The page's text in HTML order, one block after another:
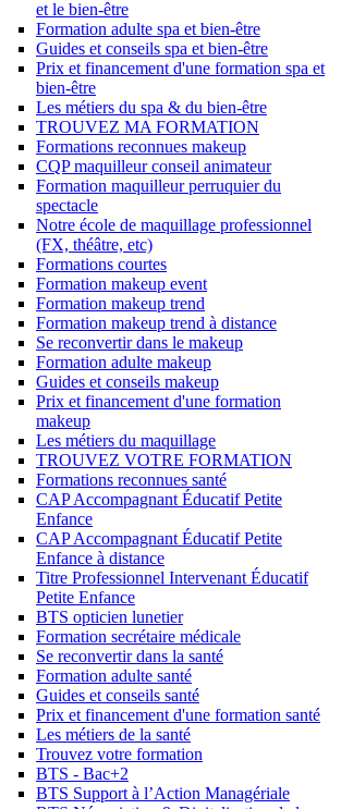
et le bien-être
Formation adulte spa et bien-être
Guides et conseils spa et bien-être
Prix et financement d'une formation spa et
bien-être
Les métiers du spa & du bien-être
TROUVEZ MA FORMATION
Formations reconnues makeup
CQP maquilleur conseil animateur
Formation maquilleur perruquier du
spectacle
Notre école de maquillage professionnel
(FX, théâtre, etc)
Formations courtes
Formation makeup event
Formation makeup trend
Formation makeup trend à distance
Se reconvertir dans le makeup
Formation adulte makeup
Guides et conseils makeup
Prix et financement d'une formation
makeup
Les métiers du maquillage
TROUVEZ VOTRE FORMATION
Formations reconnues santé
CAP Accompagnant Éducatif Petite
Enfance
CAP Accompagnant Éducatif Petite
Enfance à distance
Titre Professionnel Intervenant Éducatif
Petite Enfance
BTS opticien lunetier
Formation secrétaire médicale
Se reconvertir dans la santé
Formation adulte santé
Guides et conseils santé
Prix et financement d'une formation santé
Les métiers de la santé
Trouvez votre formation
BTS - Bac+2
BTS Support à l’Action Managériale